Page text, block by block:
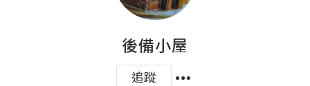
後備小屋
追蹤